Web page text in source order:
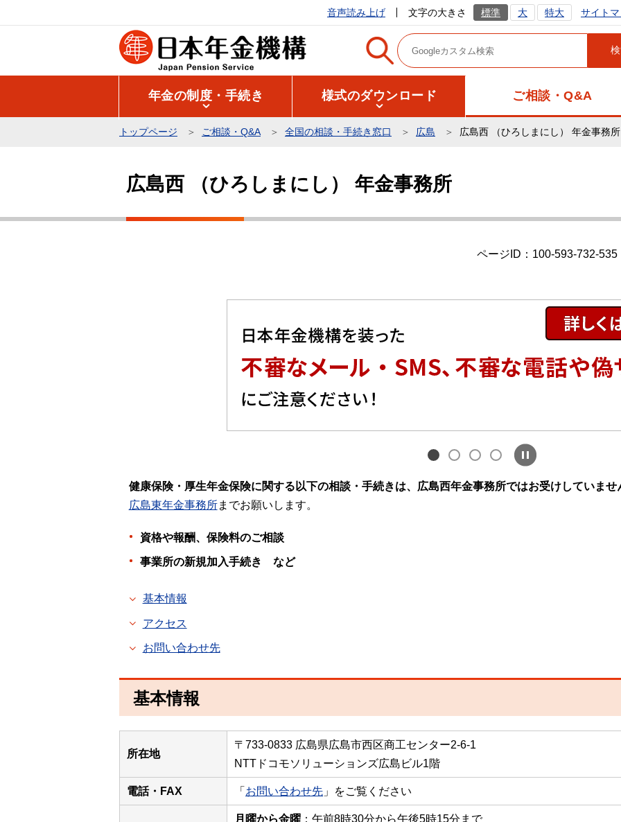
の
音声読み上げ 文字の大きさ 標準 大 特大 サイト
年金の制度・手続き 様式のダウンロード ご相談・Q&A
トップページ ご相談・Q&A 全国の相談・手続き窓口 広島 広島西 （ひろしまにし） 年金事務所
広島西 （ひろしまにし） 年金事務所
ページID：100-593-732-535
健康保険・厚生年金保険に関する以下の相談・手続きは、広島西年金事務所ではお受けしていませ
広島東年金事務所までお願いします。
資格や報酬、保険料のご相談
事業所の新規加入手続き など
基本情報
アクセス
お問い合わせ先
基本情報
所在地
〒733-0833 広島県広島市西区商工センター2-6-1
NTTドコモソリューションズ広島ビル1階
電話・FAX 「 お問い合わせ先 」をご覧ください
月曜から金曜 ：午前8時30分から午後5時15分まで